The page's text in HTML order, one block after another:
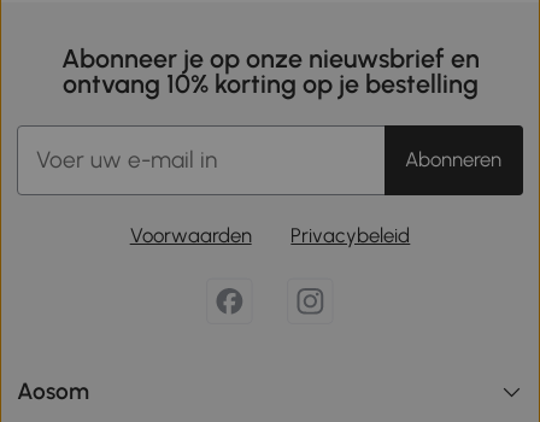
Abonneer je op onze nieuwsbrief en
ontvang 10% korting op je bestelling
Abonneren
Voorwaarden Privacybeleid
Aosom